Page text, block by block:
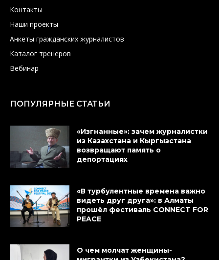
Контакты
Наши проекты
Анкеты гражданских журналистов
Каталог тренеров
Вебинар
ПОПУЛЯРНЫЕ СТАТЬИ
«Изгнанные»: зачем журналистки
из Казахстана и Кыргызстана
возвращают память о
депортациях
«В турбулентные времена важно
видеть друг друга»: в Алматы
прошёл фестиваль CONNECT FOR
PEACE
О чем молчат женщины-